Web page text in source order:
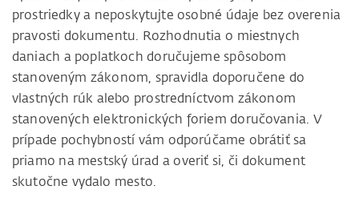
prostriedky a neposkytujte osobné údaje bez overenia
pravosti dokumentu. Rozhodnutia o miestnych
daniach a poplatkoch doručujeme spôsobom
stanoveným zákonom, spravidla doporučene do
vlastných rúk alebo prostredníctvom zákonom
stanovených elektronických foriem doručovania. V
prípade pochybností vám odporúčame obrátiť sa
priamo na mestský úrad a overiť si, či dokument
skutočne vydalo mesto.